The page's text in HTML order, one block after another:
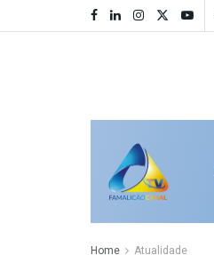
Home Atualidade